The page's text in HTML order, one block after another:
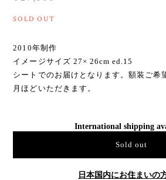
SOLD OUT
2010年制作
イメージサイズ 27× 26cm ed.15
シートでのお届けとなります。額装ご希
月ほどいただきます。
International shipping
Sold out
日本国内にお住まいの